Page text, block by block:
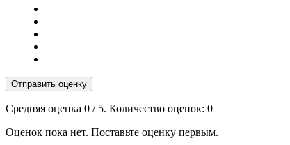
Отправить оценку
Средняя оценка 0 / 5. Количество оценок: 0
Оценок пока нет. Поставьте оценку первым.